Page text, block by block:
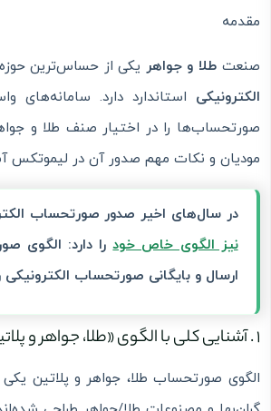
مقدمه
صنعت طلا و جواهر یکی از حساس‌ترین
الکترونیکی استاندارد دارد. سامانه‌های
صورتحساب‌ها را در اختیار صنف طلا و
مودیان و نکات مهم صدور آن در لیموتکس
در سال‌های اخیر صدور صورتحساب
نیز الگوی خاص خودرا دارد: الگوی
ارسال و بایگانی صورتحساب الکترونیکی
۱ . آشنایی کلی با الگوی «طلا، جواهر و پلاتین»
الگوی صورتحساب طلا، جواهر و پلاتین